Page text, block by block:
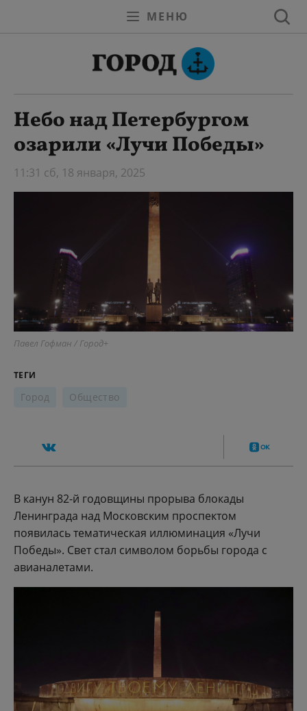
МЕНЮ
Небо над Петербургом
озарили «Лучи Победы»
11:31 сб, 18 января, 2025
Павел Гофман / Город+
ТЕГИ
Город Общество
В канун 82-й годовщины прорыва блокады
Ленинграда над Московским проспектом
появилась тематическая иллюминация «Лучи
Победы». Свет стал символом борьбы города с
авианалетами.